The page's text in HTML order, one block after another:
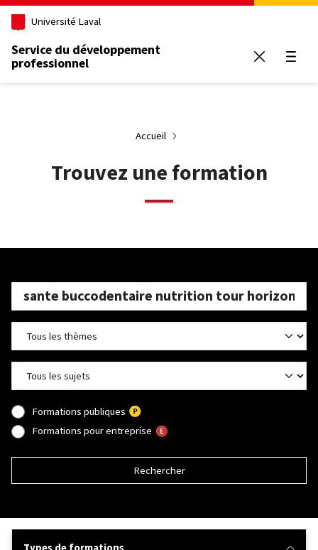
Aller au contenu principal
Université Laval
Service du développement
professionnel
Accueil
Trouvez une formation
Formations publiques
Formations pour entreprise
Rechercher